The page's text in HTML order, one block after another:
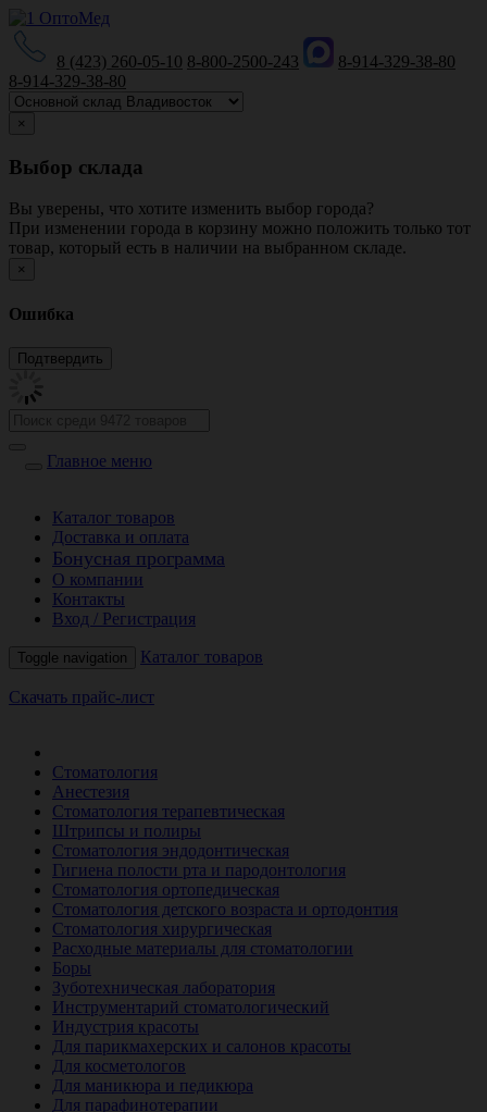
8 (423) 260-05-10 8-800-2500-243
8-914-329-38-80
8-914-329-38-80
×
Выбор склада
Вы уверены, что хотите изменить выбор города?
При изменении города в корзину можно положить только тот
товар, который есть в наличии на выбранном складе.
×
Ошибка
Главное меню
Каталог товаров
Доставка и оплата
Бонусная программа
О компании
Контакты
Вход / Регистрация
Toggle navigation Каталог товаров
Скачать прайс-лист
Стоматология
Анестезия
Стоматология терапевтическая
Штрипсы и полиры
Стоматология эндодонтическая
Гигиена полости рта и пародонтология
Стоматология ортопедическая
Стоматология детского возраста и ортодонтия
Стоматология хирургическая
Расходные материалы для стоматологии
Боры
Зуботехническая лаборатория
Инструментарий стоматологический
Индустрия красоты
Для парикмахерских и салонов красоты
Для косметологов
Для маникюра и педикюра
Для парафинотерапии